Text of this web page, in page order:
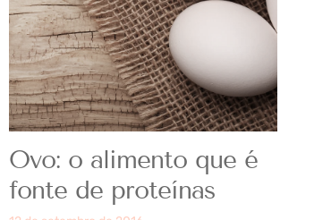
Ovo: o alimento que é
fonte de proteínas